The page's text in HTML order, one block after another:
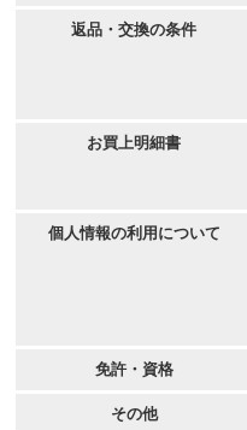
返品・交換の条件
お買上明細書
個人情報の利用について
免許・資格
その他